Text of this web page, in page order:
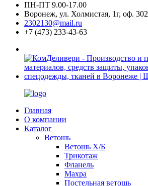
ПН-ПТ 9.00-17.00
Воронеж, ул. Холмистая, 1г, оф. 302
2302130@mail.ru
+7 (473) 233-43-63
Главная
О компании
Каталог
Ветошь
Ветошь Х/Б
Трикотаж
Фланель
Махра
Постельная ветошь